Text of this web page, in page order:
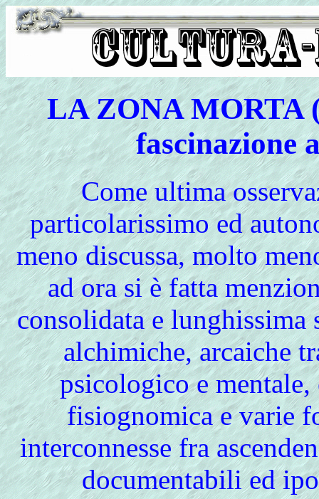
LA ZONA MORTA
fascinazione
Comeultima
particolarissimo ed
meno discussa, molto
ad ora si è fatta
consolidata e lunghissima
alchimiche, arcaiche
psicologico e mentale,
fisiognomica e varie
interconnesse fra
documentabili ed